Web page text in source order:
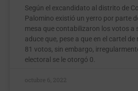
Según el excandidato al distrito de
Palomino existió un yerro por parte
mesa que contabilizaron los votos a
aduce que, pese a que en el cartel
81 votos, sin embargo,
electoral se le otorgó 0.
octubre 6, 2022